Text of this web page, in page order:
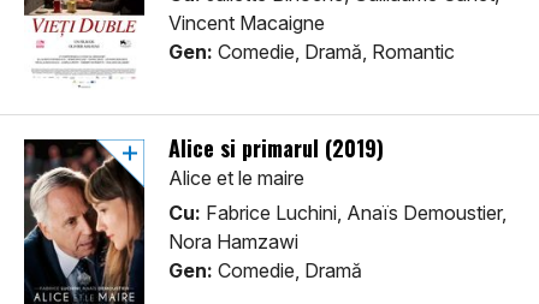
Vincent Macaigne
Gen: Comedie, Dramă, Romantic
Alice si primarul (2019)
Alice et le maire
Cu: Fabrice Luchini, Anaïs Demoustier,
Nora Hamzawi
Gen: Comedie, Dramă